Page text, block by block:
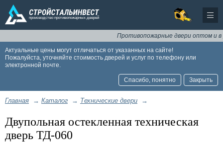
Противопожарные двери оптом и в
Актуальные цены могут отличаться от указанных на сайте!
Пожалуйста, уточняйте стоимость дверей и услуг по телефону или
электронной почте.
Спасибо, понятно Закрыть
Главная → Каталог → Технические двери →
Двупольная остекленная техническая
дверь ТД-060